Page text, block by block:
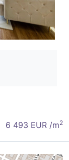
6 493 EUR /m2